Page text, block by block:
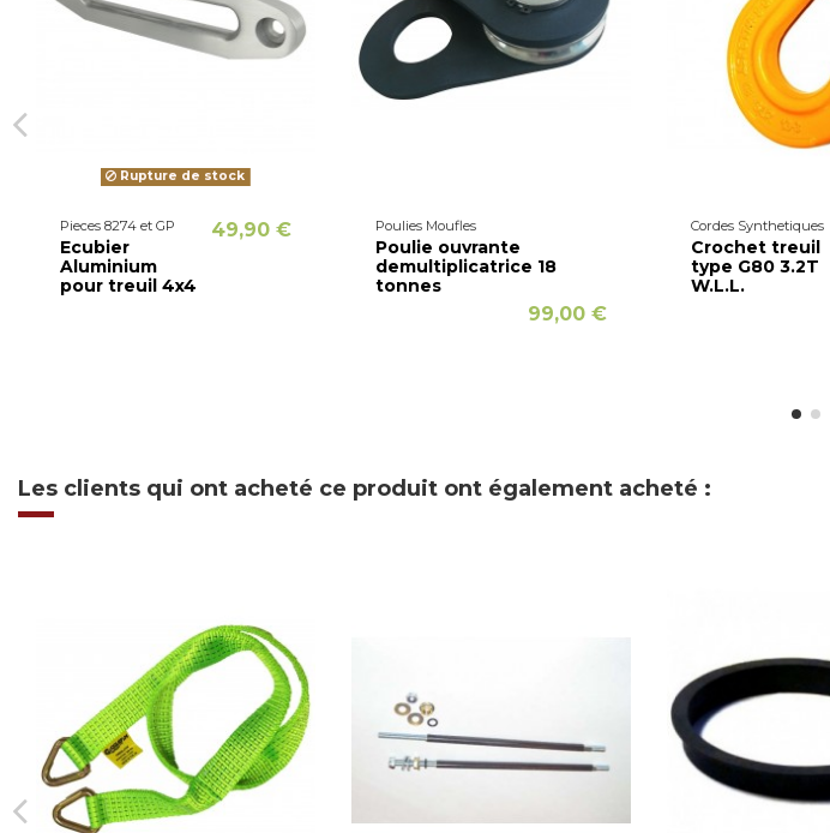
Rupture de stock
Pieces 8274 et GP
Ecubier
Aluminium
pour treuil 4x4
49,90 € Poulies Moufles
Poulie ouvrante
demultiplicatrice 18
tonnes
99,00 €
Cordes Synthetiques
Crochet treuil
type G80 3.2T
W.L.L.
Les clients qui ont acheté ce produit ont également acheté :